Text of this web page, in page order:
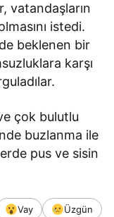
vatandaşların
istedi.
beklenen bir
karşı
çok bulutlu
buzlanma ile
pus ve sisin
Vay
Üzgün